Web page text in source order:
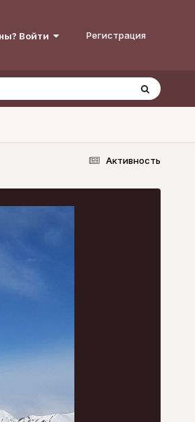
Войти Регистрация
Активность